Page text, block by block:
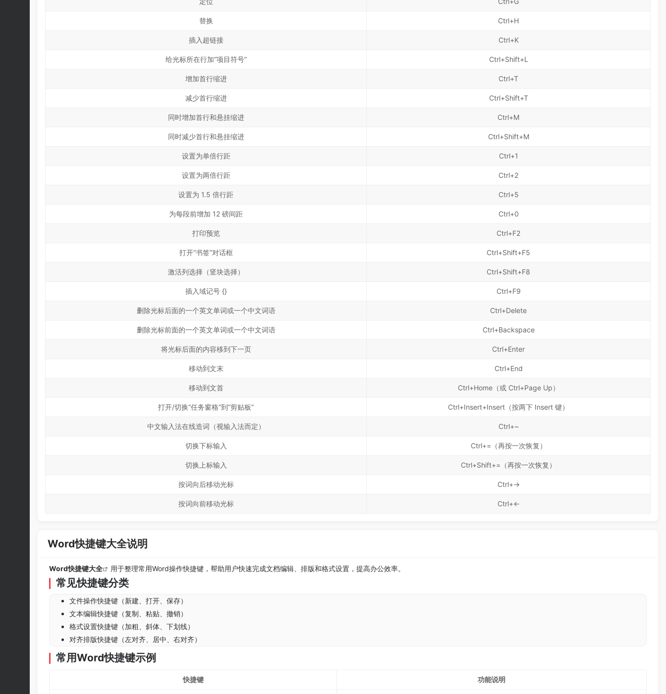
替换 Ctrl+H
插入超链接 Ctrl+K
给光标所在行加“项目符号” Ctrl+Shift+L
增加首行缩进 Ctrl+T
减少首行缩进 Ctrl+Shift+T
同时增加首行和悬挂缩进 Ctrl+M
同时减少首行和悬挂缩进 Ctrl+Shift+M
设置为单倍行距 Ctrl+1
设置为两倍行距 Ctrl+2
设置为 1.5 倍行距 Ctrl+5
为每段前增加 12 磅间距 Ctrl+0
打印预览 Ctrl+F2
打开“书签”对话框 Ctrl+Shift+F5
激活列选择（竖块选择） Ctrl+Shift+F8
插入域记号 {} Ctrl+F9
删除光标后面的一个英文单词或一个中文词语 Ctrl+Delete
删除光标前面的一个英文单词或一个中文词语 Ctrl+Backspace
将光标后面的内容移到下一页 Ctrl+Enter
移动到文末 Ctrl+End
移动到文首 Ctrl+Home（或 Ctrl+Page Up）
打开/切换“任务窗格”到“剪贴板” Ctrl+Insert+Insert（按两下 Insert 键）
中文输入法在线造词（视输入法而定） Ctrl+~
切换下标输入 Ctrl+=（再按一次恢复）
切换上标输入 Ctrl+Shift+=（再按一次恢复）
按词向后移动光标 Ctrl+→
按词向前移动光标 Ctrl+←
Word快捷键大全说明
Word快捷键大全 用于整理常用Word操作快捷键，帮助用户快速完成文档编辑、排版和格式设置，提高办公效率。
常见快捷键分类
文件操作快捷键（新建、打开、保存）
文本编辑快捷键（复制、粘贴、撤销）
格式设置快捷键（加粗、斜体、下划线）
对齐排版快捷键（左对齐、居中、右对齐）
常用Word快捷键示例
快捷键 功能说明